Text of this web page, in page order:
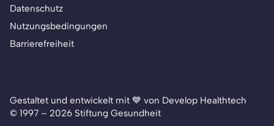
Datenschutz
Nutzungsbedingungen
Barrierefreiheit
Gestaltet und entwickelt mit 💙 von Develop Healthtech
© 1997 – 2026 Stiftung Gesundheit